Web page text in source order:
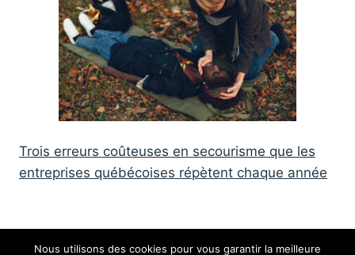
Trois erreurs coûteuses en secourisme que les
entreprises québécoises répètent chaque année
Nous utilisons des cookies pour vous garantir la meilleure